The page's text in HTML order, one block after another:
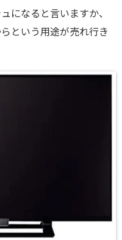
になると言いますか、
という用途が売れ行き